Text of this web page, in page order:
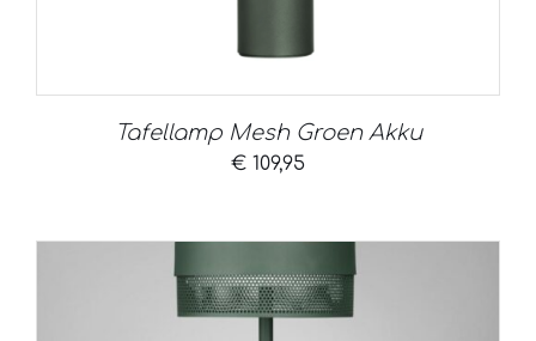
Tafellamp Mesh Groen Akku
€ 109,95